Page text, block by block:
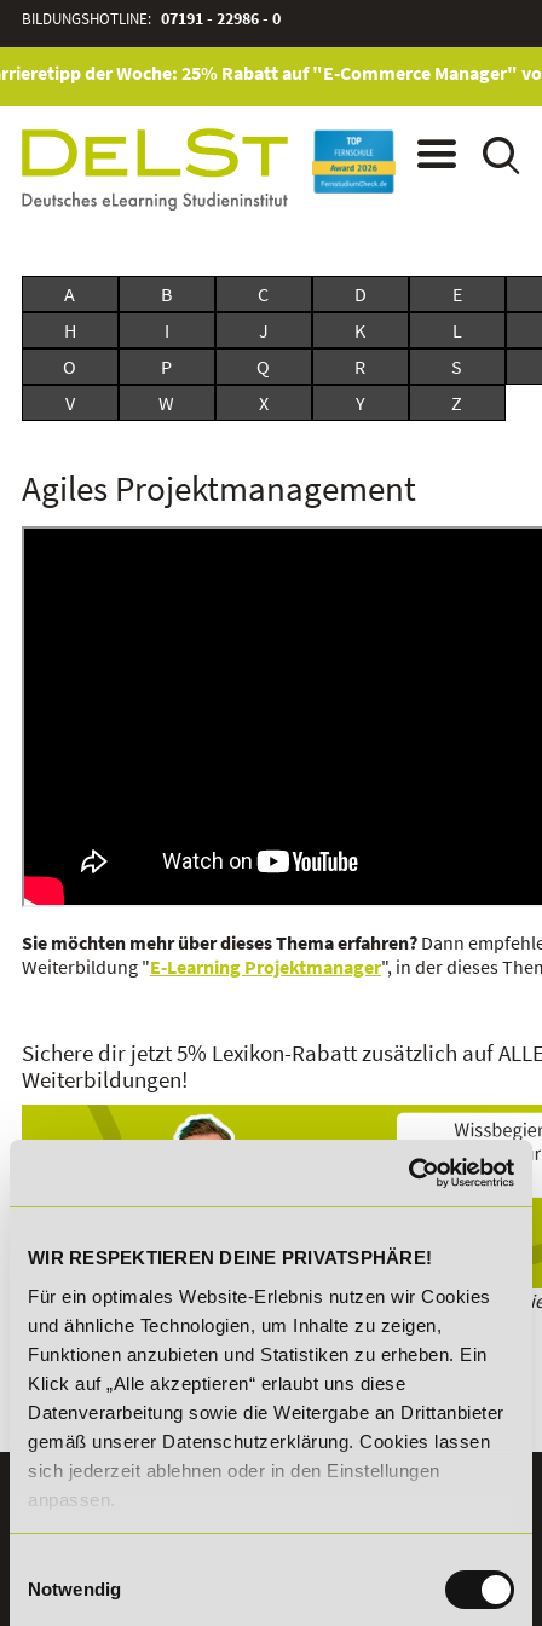
WIR RESPEKTIEREN DEINE PRIVATSPHÄRE!
Für ein optimales Website-Erlebnis nutzen wir Cookies
und ähnliche Technologien, um Inhalte zu zeigen,
Funktionen anzubieten und Statistiken zu erheben. Ein
Klick auf „Alle akzeptieren“ erlaubt uns diese
Datenverarbeitung sowie die Weitergabe an Drittanbieter
gemäß unserer Datenschutzerklärung. Cookies lassen
sich jederzeit ablehnen oder in den Einstellungen
anpassen.
Notwendig
BILDUNGSHOTLINE: 07191 - 22986 - 0
der Woche: 25% Rabatt auf "E-Commerce Manager"
A B C D
E
H
I J K
L
O
P Q R
S
V
W X Y Z
Agiles Projektmanagement
Sie möchten mehr über dieses Thema erfahren? Dann
Weiterbildung "E-Learning Projektmanager", in der dieses
Sichere dir jetzt 5% Lexikon-Rabatt zusätzlich auf
Weiterbildungen!
*Der Rabattcode "NEUGIER5" ist mit weiteren Rabatten
informieren dich gern.
Es gibt keine Einträge mit diesem Anfangsbuchstaben.
KONTAKT
07191 - 22986 - 0
+49 (0) 7191 9513203